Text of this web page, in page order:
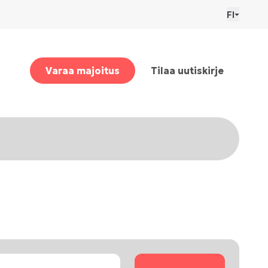
FI
Varaa majoitus Tilaa uutiskirje